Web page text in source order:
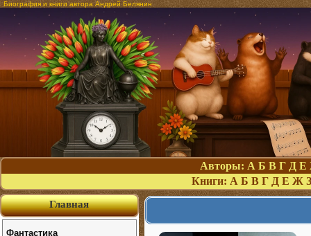
Биография и книги автора Андрей Белянин
Авторы: А Б В Г Д Е
Книги: А Б В Г Д Е Ж З
Главная
Фантастика